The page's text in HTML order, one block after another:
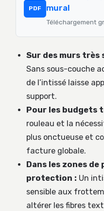
PDF
mural
Téléchargement
Sur des murs très
Sans sous-couche
de l’intissé laisse
support.
Pour les budgets
rouleau et la
plus onctueuse et
facture globale.
Dans les zones
protection : Un
sensible aux
altérer les fibres